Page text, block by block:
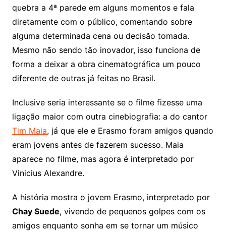
quebra a 4ª parede em alguns momentos e fala
diretamente com o público, comentando sobre
alguma determinada cena ou decisão tomada.
Mesmo não sendo tão inovador, isso funciona de
forma a deixar a obra cinematográfica um pouco
diferente de outras já feitas no Brasil.
Inclusive seria interessante se o filme fizesse uma
ligação maior com outra cinebiografia: a do cantor
Tim Maia, já que ele e Erasmo foram amigos quando
eram jovens antes de fazerem sucesso. Maia
aparece no filme, mas agora é interpretado por
Vinicius Alexandre.
A história mostra o jovem Erasmo, interpretado por
Chay Suede, vivendo de pequenos golpes com os
amigos enquanto sonha em se tornar um músico